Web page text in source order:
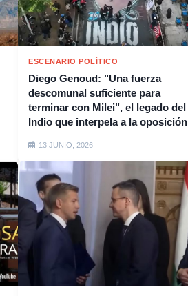
ESCENARIO POLÍTICO
Diego Genoud: "Una fuerza
descomunal suficiente para
terminar con Milei", el legado del
Indio que interpela a la oposición
13 JUNIO, 2026